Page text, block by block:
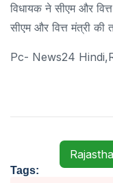
विधायक ने सीएम और
सीएम और वित्त मंत्री की
Pc- News24
Tags: